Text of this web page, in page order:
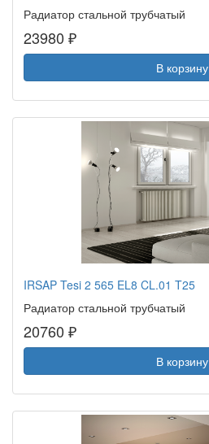
Радиатор стальной трубчатый
23980 ₽
В корзину
IRSAP Tesi 2 565 EL8 CL.01 T25
Радиатор стальной трубчатый
20760 ₽
В корзину